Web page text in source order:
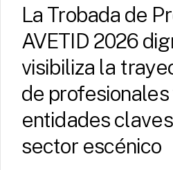
profesionales
entidades
claves
sector
escénico
La Trobada de
AVETID 2026
visibiliza la
de profesionales
entidades
sector escénico